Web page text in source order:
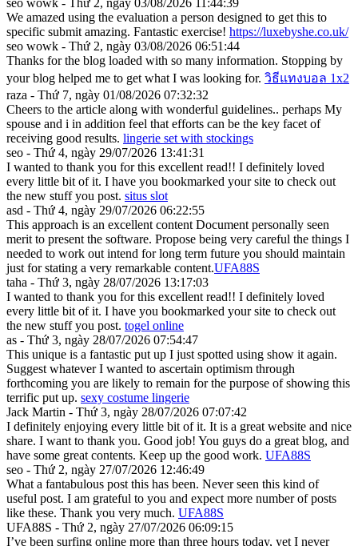
We amazed using the evaluation a person designed to get this to
specific submit amazing. Fantastic exercise! https://luxebyshe.co.uk/
seo wowk - Thứ 2, ngày 03/08/2026 06:51:44
Thanks for the blog loaded with so many information. Stopping by
your blog helped me to get what I was looking for. วิธีแทงบอล 1x2
raza - Thứ 7, ngày 01/08/2026 07:32:32
Cheers to the article along with wonderful guidelines.. perhaps My
spouse and i in addition feel that efforts can be the key facet of
receiving good results. lingerie set with stockings
seo - Thứ 4, ngày 29/07/2026 13:41:31
I wanted to thank you for this excellent read!! I definitely loved
every little bit of it. I have you bookmarked your site to check out
the new stuff you post. situs slot
asd - Thứ 4, ngày 29/07/2026 06:22:55
This approach is an excellent content Document personally seen
merit to present the software. Propose being very careful the things I
needed to work out intend for long term future you should maintain
just for stating a very remarkable content.UFA88S
taha - Thứ 3, ngày 28/07/2026 13:17:03
I wanted to thank you for this excellent read!! I definitely loved
every little bit of it. I have you bookmarked your site to check out
the new stuff you post. togel online
as - Thứ 3, ngày 28/07/2026 07:54:47
This unique is a fantastic put up I just spotted using show it again.
Suggest whatever I wanted to ascertain optimism through
forthcoming you are likely to remain for the purpose of showing this
terrific put up. sexy costume lingerie
Jack Martin - Thứ 3, ngày 28/07/2026 07:07:42
I definitely enjoying every little bit of it. It is a great website and nice
share. I want to thank you. Good job! You guys do a great blog, and
have some great contents. Keep up the good work. UFA88S
seo - Thứ 2, ngày 27/07/2026 12:46:49
What a fantabulous post this has been. Never seen this kind of
useful post. I am grateful to you and expect more number of posts
like these. Thank you very much. UFA88S
UFA88S - Thứ 2, ngày 27/07/2026 06:09:15
I’ve been surfing online more than three hours today, yet I never